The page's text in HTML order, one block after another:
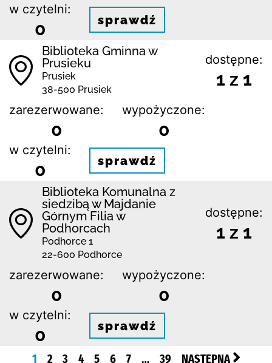
w czytelni:
0 sprawdź
Biblioteka Gminna w
Prusieku
Prusiek
38-500 Prusiek
dostępne:
1 z 1
zarezerwowane:
0
wypożyczone:
0
w czytelni:
0 sprawdź
Biblioteka Komunalna z
siedzibą w Majdanie
Górnym Filia w
Podhorcach
Podhorce 1
22-600 Podhorce
dostępne:
1 z 1
zarezerwowane:
0
wypożyczone:
0
w czytelni:
0 sprawdź
1 2 3 4 5 6 7 … 39 NASTĘPNA